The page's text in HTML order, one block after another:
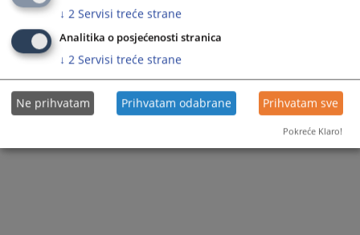
↓ 2 Servisi treće strane
Analitika o posjećenosti stranica
↓ 2 Servisi treće strane
Ne prihvatam Prihvatam odabrane Prihvatam sve
Pokreće Klaro!